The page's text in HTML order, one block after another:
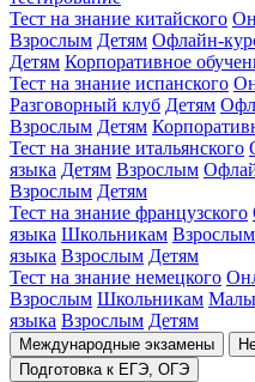
Тест на знание китайского
Взрослым Детям Офлайн-
Детям Корпоративное
Тест на знание испанского
Разговорный клуб Детям
Взрослым Детям
Тест на знание итальянского
языка Детям Взрослым
Взрослым Детям
Тест на знание французского
языка Школьникам Взрослым
языка Взрослым Детям
Тест на знание немецкого
Взрослым Школьникам
языка Взрослым Детям
Международные экзамены
Подготовка к ЕГЭ, ОГЭ